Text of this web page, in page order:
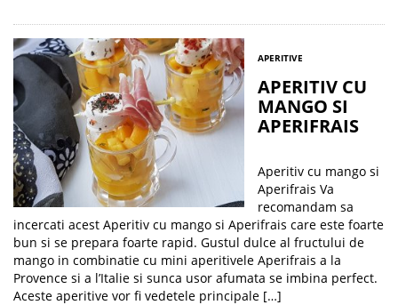
APERITIVE
APERITIV CU
MANGO SI
APERIFRAIS
Aperitiv cu mango si
Aperifrais Va
recomandam sa
incercati acest Aperitiv cu mango si Aperifrais care este foarte
bun si se prepara foarte rapid. Gustul dulce al fructului de
mango in combinatie cu mini aperitivele Aperifrais a la
Provence si a l’Italie si sunca usor afumata se imbina perfect.
Aceste aperitive vor fi vedetele principale […]